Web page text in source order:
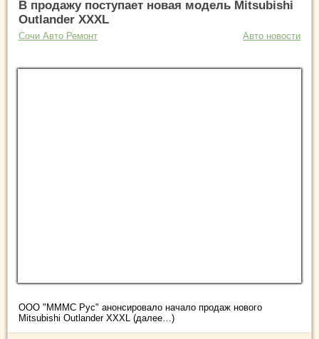
В продажу поступает новая модель Mitsubishi
Outlander XXXL
Сочи Авто Ремонт Авто новости
ООО "МММС Рус" анонсировало начало продаж нового
Mitsubishi Outlander XXXL (далее…)